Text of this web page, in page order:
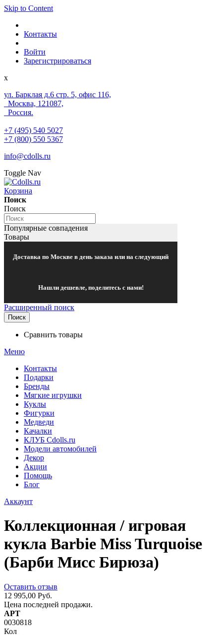
Skip to Content
Контакты
Войти
Зарегистрироваться
x
ул. Барклая д.6 стр. 5, офис 116,
Москва, 121087,
Россия.
+7 (495) 540 5027
+7 (800) 550 5367
info@cdolls.ru
Toggle Nav
Корзина
Поиск
Поиск
Популярные совпадения
Товары
Доставка по Москве в день заказа или на следующий
Нашли дешевле, поделитесь с нами!
Расширенный поиск
Поиск
Сравнить товары
Меню
Контакты
Подарки
Бренды
Мягкие игрушки
Куклы
Фигурки
Медведи
Качалки
КЛУБ Cdolls.ru
Модели автомобилей
Декор
Акции
Помощь
Блог
Аккаунт
Коллекционная / игровая
кукла Barbie Miss Turquoise
(Барби Мисс Бирюза)
Оставить отзыв
12 995,00 Руб.
Цена последней продажи.
АРТ
0030818
Кол